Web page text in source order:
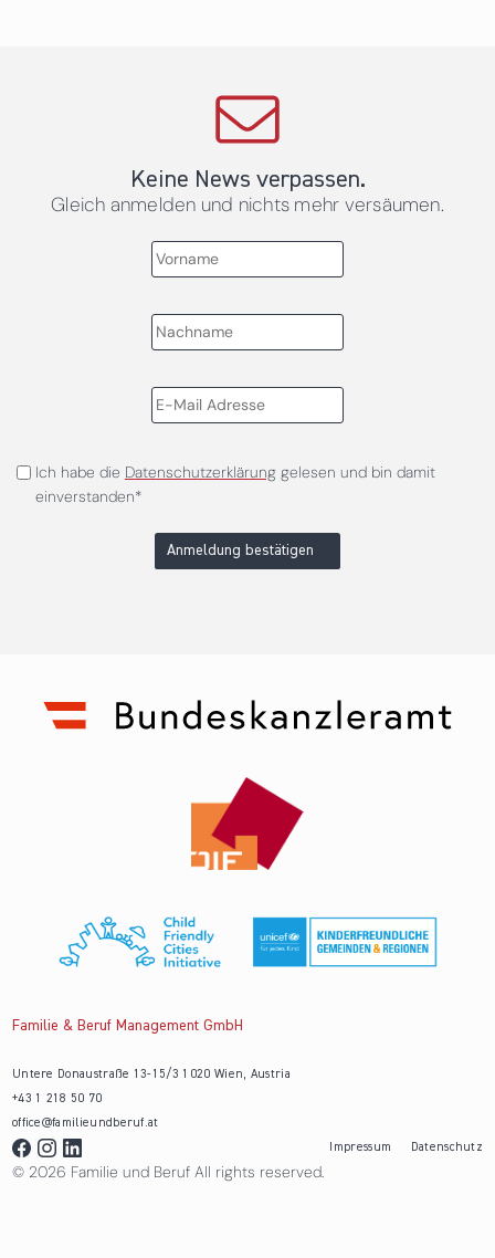
Keine News verpassen.
Gleich anmelden und nichts mehr versäumen.
Ich habe die Datenschutzerklärunggelesen und bin damit
einverstanden*
Anmeldung bestätigen
Familie & Beruf Management GmbH
Untere Donaustraße 13-15/3 1020 Wien, Austria
+43 1 218 50 70
office@familieundberuf.at
Impressum
Datenschutz
© 2026 Familie und Beruf All rights reserved.